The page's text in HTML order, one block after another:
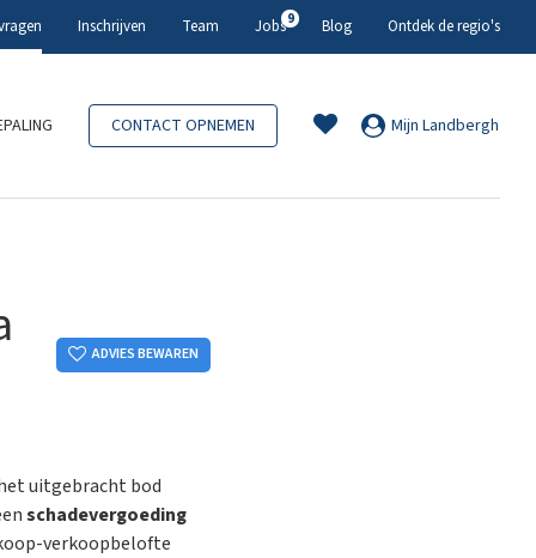
CONTACT OPNEMEN Mijn Landbergh
Inschrijven Team Jobs9 Blog Ontdek de regio's
ADVIES BEWAREN
uitgebracht bod
schadevergoeding
verkoopbelofte